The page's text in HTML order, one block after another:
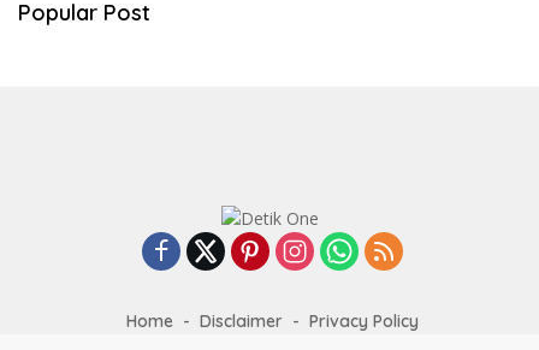
Popular Post
Home Disclaimer
Privacy Policy